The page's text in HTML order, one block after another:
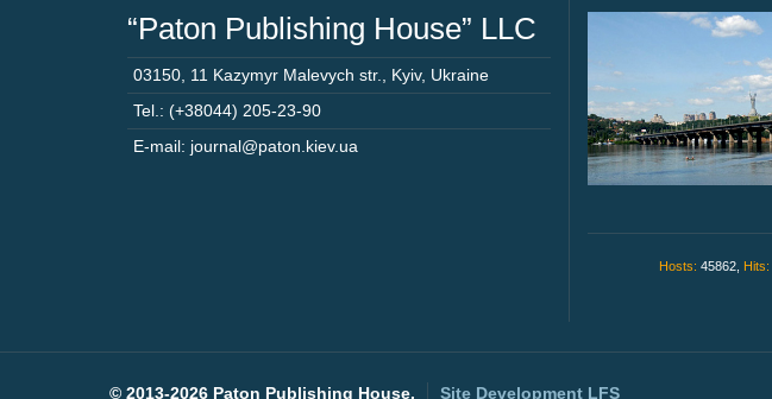
“Paton Publishing House” LLC
03150 11 Kazymyr Malevych str. Kyiv, Ukraine
Tel.: (+38044) 205-23-90
E-mail: journal@paton.kiev.ua
Hosts: 45862, Hits:
© 2013-2026 Paton Publishing House. Site Development LFS